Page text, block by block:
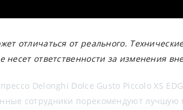
отличаться от реального.
ответственности за изменения
Delonghi Dolce Gusto Piccolo XS
сотрудники порекомендуют